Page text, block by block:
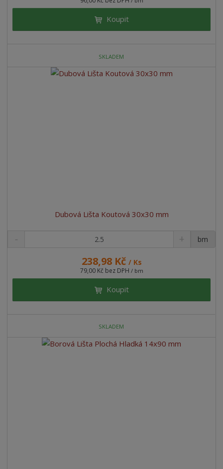
Koupit
SKLADEM
Dubová Lišta Koutová 30x30 mm
238,98 Kč / Ks
79,00 Kč bez DPH / bm
bm
Koupit
SKLADEM